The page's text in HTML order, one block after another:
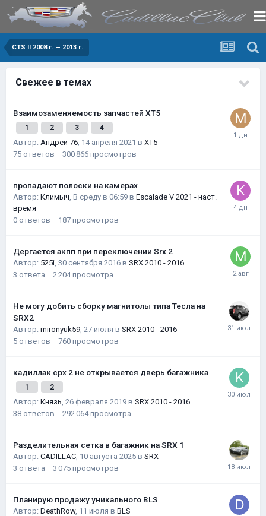
CTS II 2008 г. — 2013 г.
Свежее в темах
Взаимозаменяемость запчастей XT5
1 2 3 4
Автор: Андрей 76, 14 апреля 2021 в XT5
75 ответов 300 866 просмотров
пропадают полоски на камерах
Автор: Климыч, В среду в 06:59 в Escalade V 2021 - наст.
время
0 ответов 187 просмотров
Дергается акпп при переключении Srx 2
Автор: 525i, 30 сентября 2016 в SRX 2010 - 2016
3 ответа 2 204 просмотра
Не могу добить сборку магнитолы типа Тесла на
SRX2
Автор: mironyuk59, 27 июля в SRX 2010 - 2016
5 ответов 760 просмотров
кадиллак срх 2 не открывается дверь багажника
1 2
Автор: Князь, 26 февраля 2019 в SRX 2010 - 2016
38 ответов 292 064 просмотра
Разделительная сетка в багажник на SRX 1
Автор: CADILLAC, 10 августа 2025 в SRX
3 ответа 3 075 просмотров
Планирую продажу уникального BLS
Автор: DeathRow, 11 июля в BLS